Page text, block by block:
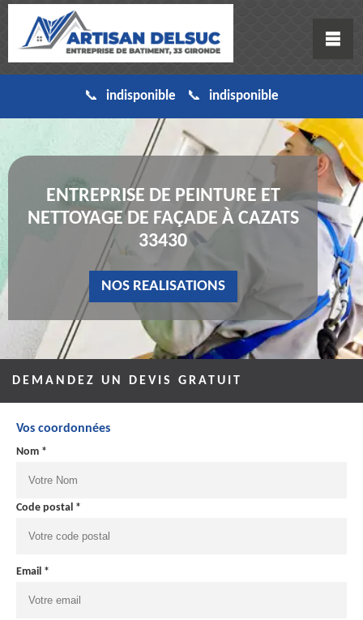
indisponible indisponible
ENTREPRISE DE PEINTURE ET
NETTOYAGE DE FAÇADE À CAZATS
33430
NOS REALISATIONS
DEMANDEZ UN DEVIS GRATUIT
Vos coordonnées
Nom *
Code postal *
Email *